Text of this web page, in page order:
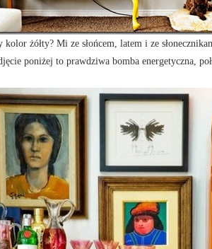
żółty? Mi ze słońcem, latem i ze
poniżej to prawdziwa bomba energetyczna,